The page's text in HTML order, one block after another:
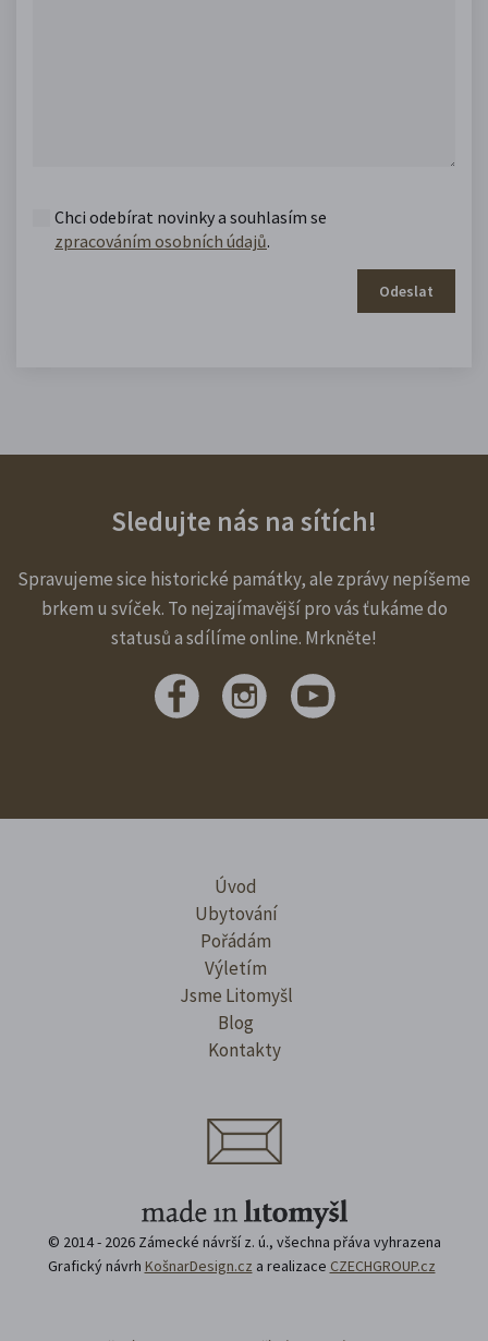
Chci odebírat novinky a souhlasím se
zpracováním osobních údajů.
Odeslat
Sledujte nás na sítích!
Spravujeme sice historické památky, ale zprávy nepíšeme
brkem u svíček. To nejzajímavější pro vás ťukáme do
statusů a sdílíme online. Mrkněte!
Úvod
Ubytování
Pořádám
Výletím
Jsme Litomyšl
Blog
Kontakty
© 2014 - 2026 Zámecké návrší z. ú., všechna přáva vyhrazena
Grafický návrh KošnarDesign.cz a realizace CZECHGROUP.cz